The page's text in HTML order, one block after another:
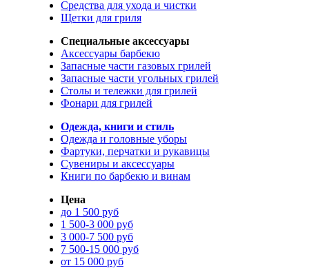
Средства для ухода и чистки
Щетки для гриля
Специальные аксессуары
Аксессуары барбекю
Запасные части газовых грилей
Запасные части угольных грилей
Столы и тележки для грилей
Фонари для грилей
Одежда, книги и стиль
Одежда и головные уборы
Фартуки, перчатки и рукавицы
Сувениры и аксессуары
Книги по барбекю и винам
Цена
до 1 500 руб
1 500-3 000 руб
3 000-7 500 руб
7 500-15 000 руб
от 15 000 руб